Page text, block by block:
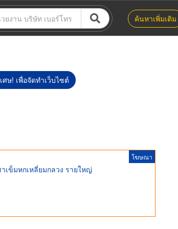
ค้นหาเพิ่มเติม
ษ! เพื่อจัดทำเว็บไซต์
โฆษณา
เข็มหกเหลี่ยมกลวง รายใหญ่